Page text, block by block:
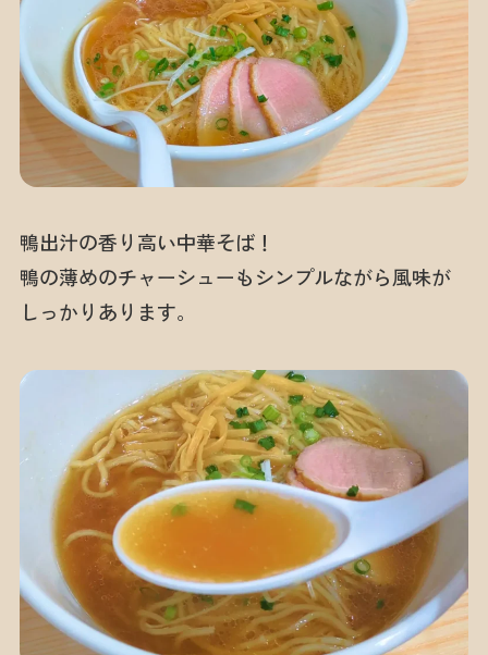
鴨出汁の香り高い中華そば！
鴨の薄めのチャーシューもシンプルながら風味が
しっかりあります。